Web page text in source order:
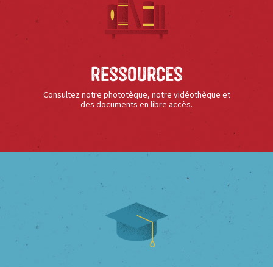
Ressources
Consultez notre phototèque, notre vidéothèque et
des documents en libre accès.